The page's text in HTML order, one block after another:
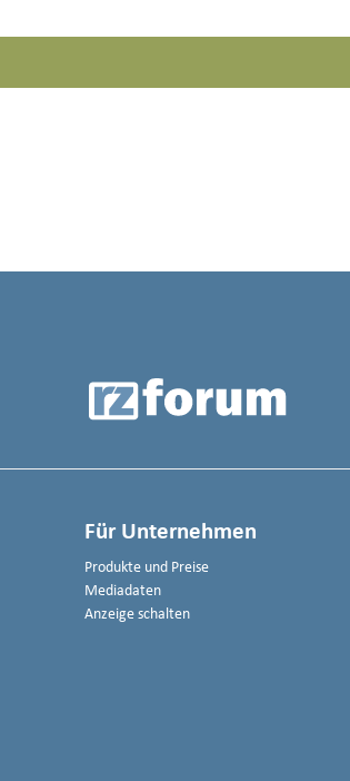
Für Unternehmen
Produkte und Preise
Mediadaten
Anzeige schalten